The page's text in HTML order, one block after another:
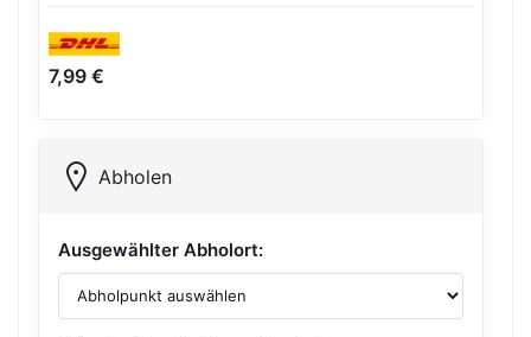
7,99 €
Abholen
Ausgewählter Abholort: